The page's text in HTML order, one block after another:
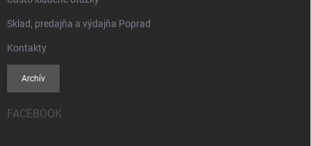
Sklad, predajňa a výdajňa Poprad
Kontakty
Archív
FACEBOOK